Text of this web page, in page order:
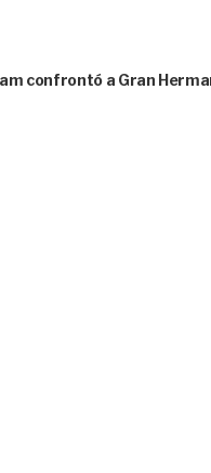
confrontó a Gran